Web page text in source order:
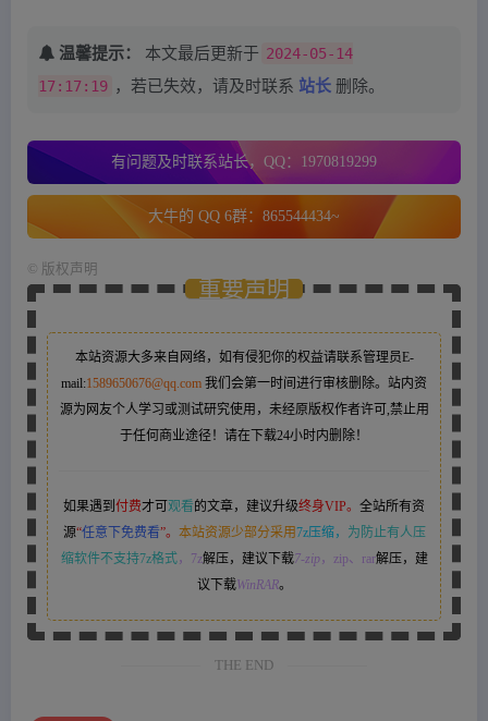
温馨提示： 本文最后更新于 2024-05-14
17:17:19 ，若已失效，请及时联系 站长 删除。
有问题及时联系站长，QQ：1970819299
大牛的 QQ 6群：865544434~
版权声明
重要声明
本站资源大多来自网络，如有侵犯你的权益请联系管理员E-
mail:1589650676@qq.com 我们会第一时间进行审核删除。站内资
源为网友个人学习或测试研究使用，未经原版权作者许可,禁止用
于任何商业途径！请在下载24小时内删除！
如果遇到 付费才可 观看 的文章，建议升级终身VIP。 全站所有资
源“任意下免费看”。 本站资源少部分采用7z压缩，
为防止有人压
缩软件不支持7z格式，7z解压，建议下载7-zip，zip、rar解压，建
议下载WinRAR。
THE END